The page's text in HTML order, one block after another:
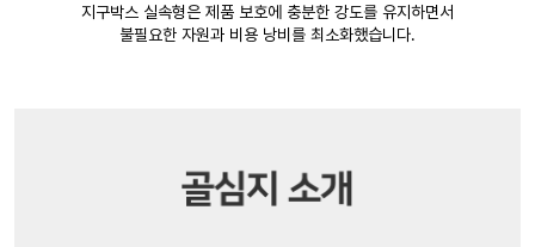
지구박스 실속형은 제품 보호에 충분한 강도를 유지하면서
불필요한 자원과 비용 낭비를 최소화했습니다.